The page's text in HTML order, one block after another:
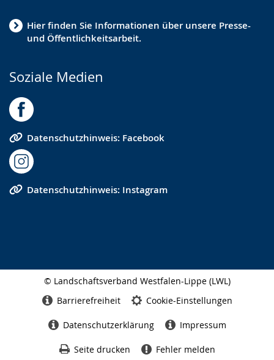
Hier finden Sie Informationen über unsere Presse-
und Öffentlichkeitsarbeit.
Soziale Medien
Datenschutzhinweis: Facebook
Datenschutzhinweis: Instagram
© Landschaftsverband Westfalen-Lippe (LWL)
Barrierefreiheit Cookie-Einstellungen
Datenschutzerklärung Impressum
Seite drucken Fehler melden